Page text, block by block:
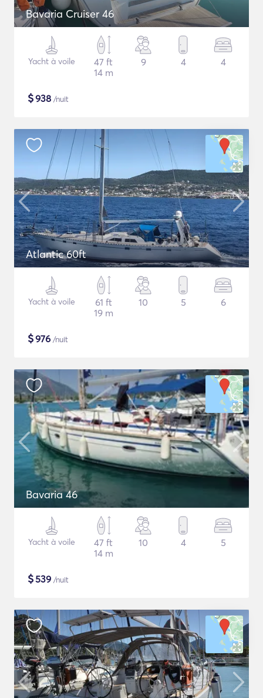
Bavaria Cruiser 46
Yacht à voile
47 ft
14 m
9 4 4
$938 /nuit
Atlantic 60ft
Yacht à voile
61 ft
19 m
10 5 6
$976 /nuit
Bavaria 46
Yacht à voile
47 ft
14 m
10 4 5
$539 /nuit